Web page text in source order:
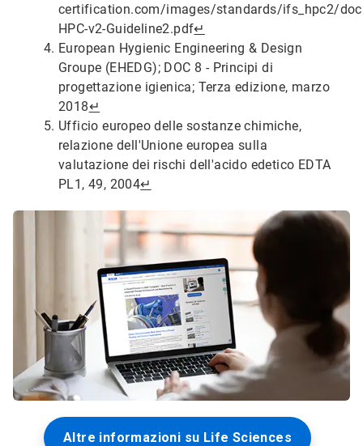
certification.com/images/standards/ifs_hpc2/
HPC-v2-Guideline2.pdf↵
European Hygienic Engineering & Design
Groupe (EHEDG); DOC 8 - Principi di
progettazione igienica; Terza edizione, marzo
2018↵
Ufficio europeo delle sostanze chimiche,
relazione dell'Unione europea sulla
valutazione dei rischi dell'acido edetico EDTA
PL1, 49, 2004↵
Altre informazioni su Life Sciences